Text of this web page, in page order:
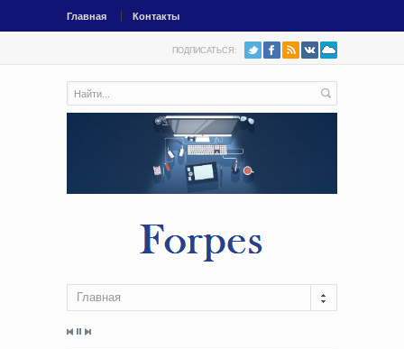
Главная Контакты
ПОДПИСАТЬСЯ:
Главная